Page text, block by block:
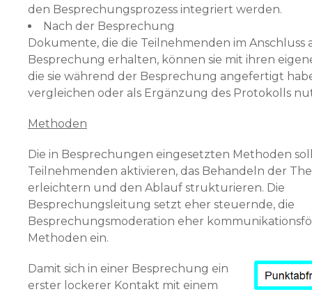
den Besprechungsprozess integriert werden.
Nach der Besprechung
Dokumente, die die Teilnehmenden im Anschluss
Besprechung erhalten, können sie mit ihren
die sie während der Besprechung ange­fertigt
vergleichen oder als Ergänzung des Protokolls
Methoden
Die in Besprechungen eingesetzten Methoden
Teilnehmenden aktivieren, das Behandeln der
erleichtern und den Ablauf strukturieren. Die
Besprechungsleitung setzt eher steuernde, die
Besprechungsmoderation eher
Methoden ein.
Damit sich in einer Besprechung ein
erster lockerer Kon­takt mit einem